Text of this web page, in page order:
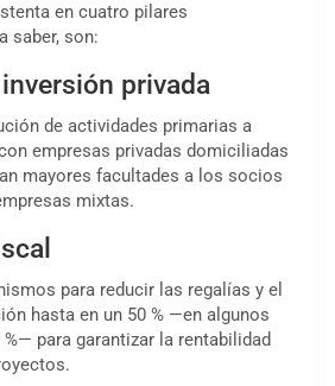
en cuatro pilares
saber, son:
privada
de actividades primarias a
empresas privadas domiciliadas
mayores facultades a los socios
mixtas.
para reducir las regalías y el
hasta en un 50 % —en algunos
para garantizar la rentabilidad